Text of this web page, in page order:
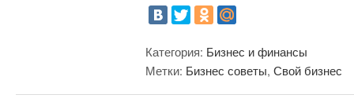
Категория: Бизнес и финансы
Метки: Бизнес советы, Свой бизнес